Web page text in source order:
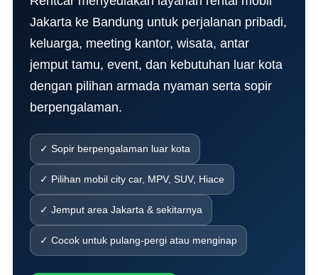
Jakarta ke Bandung untuk perjalanan pribadi,
keluarga, meeting kantor, wisata, antar
jemput tamu, event, dan kebutuhan luar kota
dengan pilihan armada nyaman serta sopir
berpengalaman.
✓ Sopir berpengalaman luar kota
✓ Pilihan mobil city car, MPV, SUV, Hiace
✓ Jemput area Jakarta & sekitarnya
✓ Cocok untuk pulang-pergi atau menginap